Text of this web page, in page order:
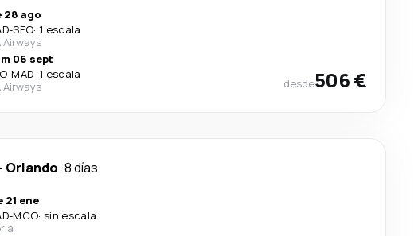
28 ago
-SFO· 1 escala
Airways
06 sept
-MAD· 1 escala
Airways
desde506 €
Orlando 8 días
21 ene
-MCO· sin escala